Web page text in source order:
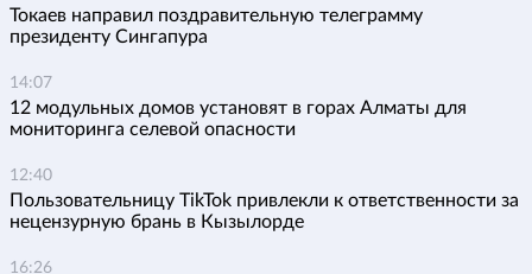
Токаев направил поздравительную телеграмму
президенту Сингапура
14:07
12 модульных домов установят в горах Алматы для
мониторинга селевой опасности
12:40
Пользовательницу TikTok привлекли к ответственности за
нецензурную брань в Кызылорде
16:26